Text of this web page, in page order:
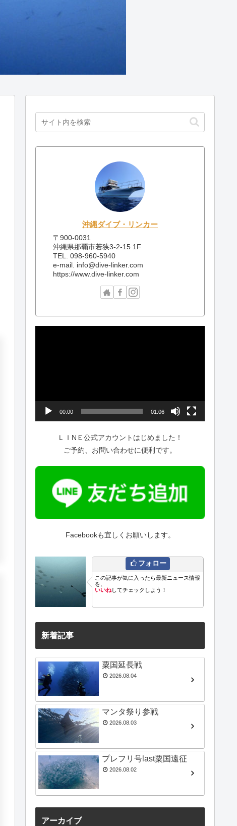
沖縄ダイブ・リンカー
〒900-0031
沖縄県那覇市若狭3-2-15 1F
TEL. 098-960-5940
e-mail. info@dive-linker.com
https://www.dive-linker.com
00:00 01:06
ＬＩNＥ公式アカウントはじめました！
ご予約、お問い合わせに便利です。
Facebookも宜しくお願いします。
フォロー
この記事が気に入ったら最新ニュース情報
を、
いいねしてチェックしよう！
新着記事
粟国延長戦
2026.08.04
マンタ祭り参戦
2026.08.03
プレフリ号last粟国遠征
2026.08.02
アーカイブ